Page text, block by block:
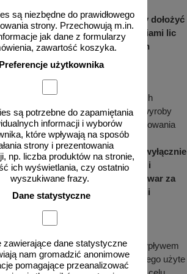
są niezbędne do prawidłowego
strony. Przechowują m.in.
jak dane z formularzy
zawartość koszyka.
Preferencje użytkownika
są potrzebne do zapamiętania
informacji i wyborów
które wpływają na sposób
strony i prezentowania
np. liczba produktów na stronie,
ich wyświetlania, czy ostatnio
wyszukiwane frazy.
Dane statystyczne
zawierające dane statystyczne
nam gromadzić anonimowe
pomagające przeanalizować
znaków i tablic do konstrukcji
lokalizacji znaków należy dołożyć
by uniknąć porysowania narzędziami lic
powłok lakierniczych i innych
być składowane w magazynach
wiatach, chroniących wyroby
nadmiernym działaniem promieniowania
jest element służy tylko i wyłącznie
elementów w czasie transportu i
wypadku zabezpieczony towar za
gąbkowych, kartonowych, folii
folii typu stretch nie nadaje się
składowania
się związki chemiczne, które pod wpływem
odbarwić powłokę malarską, dlatego użyte